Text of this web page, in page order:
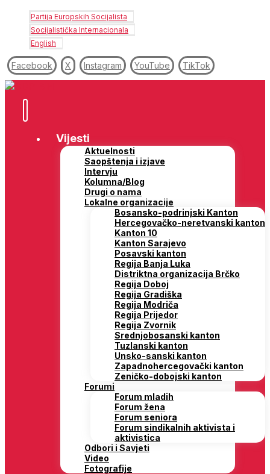
Partija Europskih Socijalista
Socijalistička Internacionala
English
Facebook X Instagram YouTube TikTok
Vijesti
Aktuelnosti
Saopštenja i izjave
Intervju
Kolumna/Blog
Drugi o nama
Lokalne organizacije
Bosansko-podrinjski Kanton
Hercegovačko-neretvanski kanton
Kanton 10
Kanton Sarajevo
Posavski kanton
Regija Banja Luka
Distriktna organizacija Brčko
Regija Doboj
Regija Gradiška
Regija Modriča
Regija Prijedor
Regija Zvornik
Srednjobosanski kanton
Tuzlanski kanton
Unsko-sanski kanton
Zapadnohercegovački kanton
Zeničko-dobojski kanton
Forumi
Forum mladih
Forum žena
Forum seniora
Forum sindikalnih aktivista i
aktivistica
Odbori i Savjeti
Video
Fotografije